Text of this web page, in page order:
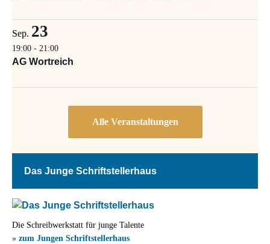
Sep. 23
19:00 - 21:00
AG Wortreich
Das Junge Schriftstellerhaus
Die Schreibwerkstatt für junge Talente
» zum Jungen Schriftstellerhaus